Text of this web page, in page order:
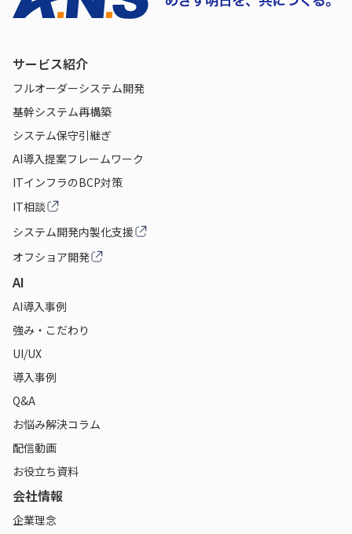
サービス紹介
フルオーダーシステム開発
基幹システム再構築
システム保守引継ぎ
AI導入提案フレームワーク
ITインフラのBCP対策
IT相談
システム開発内製化支援
オフショア開発
AI
AI導入事例
強み・こだわり
UI/UX
導入事例
Q&A
お悩み解決コラム
配信動画
お役立ち資料
会社情報
企業理念